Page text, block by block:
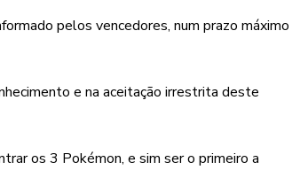
pelos vencedores, num prazo máximo
e na aceitação irrestrita deste
os 3 Pokémon, e sim ser o primeiro a